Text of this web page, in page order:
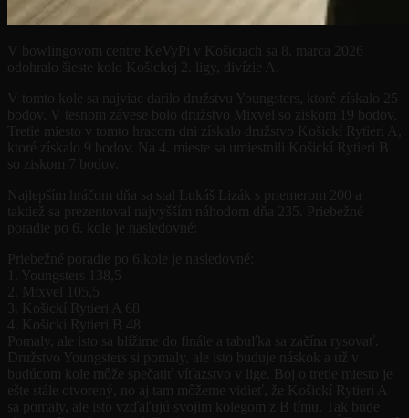
V bowlingovom centre KeVyPi v Košiciach sa 8. marca 2026
odohralo šieste kolo Košickej 2. ligy, divízie A.
V tomto kole sa najviac darilo družstvu Youngsters, ktoré získalo 25
bodov. V tesnom závese bolo družstvo Mixvel so ziskom 19 bodov.
Tretie miesto v tomto hracom dni získalo družstvo Košickí Rytieri A,
ktoré získalo 9 bodov. Na 4. mieste sa umiestnili Košickí Rytieri B
so ziskom 7 bodov.
Najlepším hráčom dňa sa stal Lukáš Lizák s priemerom 200 a
taktiež sa prezentoval najvyšším náhodom dňa 235. Priebežné
poradie po 6. kole je nasledovné:
Priebežné poradie po 6.kole je nasledovné:
1. Youngsters 138,5
2. Mixvel 105,5
3. Košickí Rytieri A 68
4. Košickí Rytieri B 48
Pomaly, ale isto sa blížime do finále a tabuľka sa začína rysovať.
Družstvo Youngsters si pomaly, ale isto buduje náskok a už v
budúcom kole môže spečatiť víťazstvo v lige. Boj o tretie miesto je
ešte stále otvorený, no aj tam môžeme vidieť, že Košickí Rytieri A
sa pomaly, ale isto vzďaľujú svojim kolegom z B tímu. Tak bude